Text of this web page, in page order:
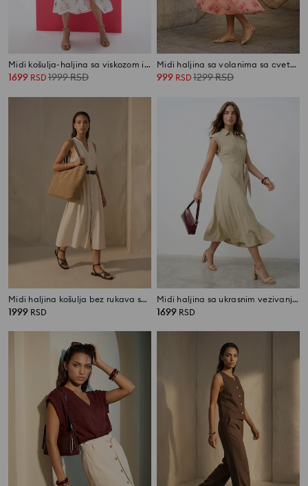
Midi košulja-haljina sa viskozom i dodatkom lana sa cvetnim printom
1699 RSD 1999RSD
Midi haljina sa volanima sa cvetnim uzorkom
999 RSD 1299RSD
Midi haljina košulja bez rukava sa pojasom
1999 RSD
Midi haljina sa ukrasnim vezivanjem sa viskozom
1699 RSD